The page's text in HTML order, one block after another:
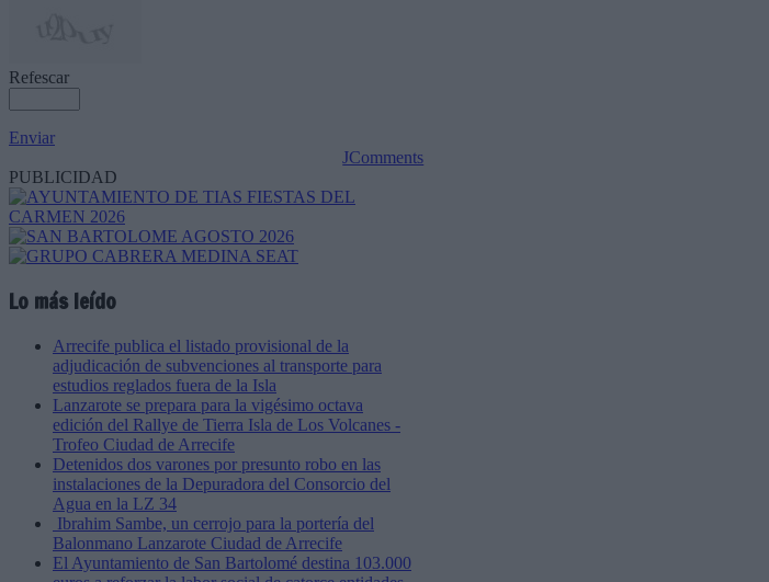
Refescar
Enviar
JComments
PUBLICIDAD
Lo más leído
Arrecife publica el listado provisional de la
adjudicación de subvenciones al transporte para
estudios reglados fuera de la Isla
Lanzarote se prepara para la vigésimo octava
edición del Rallye de Tierra Isla de Los Volcanes -
Trofeo Ciudad de Arrecife
Detenidos dos varones por presunto robo en las
instalaciones de la Depuradora del Consorcio del
Agua en la LZ 34
Ibrahim Sambe, un cerrojo para la portería del
Balonmano Lanzarote Ciudad de Arrecife
El Ayuntamiento de San Bartolomé destina 103.000